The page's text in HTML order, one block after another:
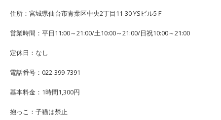
住所：宮城県仙台市青葉区中央2丁目11-30 YSビル5Ｆ
営業時間：平日11:00～21:00/土10:00～21:00/日祝10:00～21:00
定休日：なし
電話番号：022-399-7391
基本料金：1時間1,300円
抱っこ：子猫は禁止